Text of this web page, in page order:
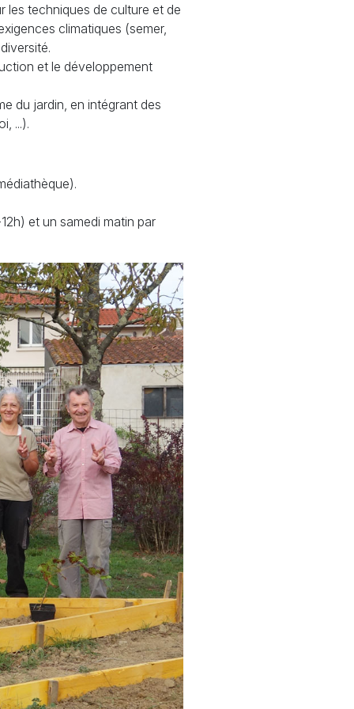
les techniques de culture et de
climatiques (semer,
et le développement
du jardin, en intégrant des
...).
et un samedi matin par